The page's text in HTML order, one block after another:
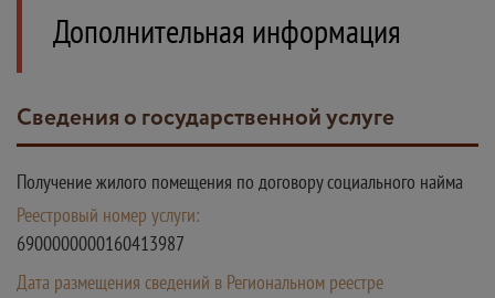
Дополнительная информация
Сведения о государственной услуге
Получение жилого помещения по договору социального найма
Реестровый номер услуги:
6900000000160413987
Дата размещения сведений в Региональном реестре